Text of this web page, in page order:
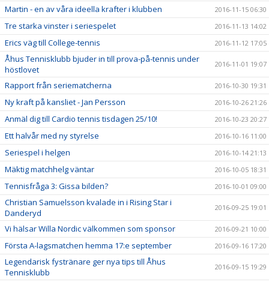
Martin - en av våra ideella krafter i klubben 2016-11-15 06:30
Tre starka vinster i seriespelet 2016-11-13 14:02
Erics väg till College-tennis 2016-11-12 17:05
Åhus Tennisklubb bjuder in till prova-på-tennis under
höstlovet
2016-11-01 19:07
Rapport från seriematcherna 2016-10-30 19:31
Ny kraft på kansliet - Jan Persson 2016-10-26 21:26
Anmäl dig till Cardio tennis tisdagen 25/10! 2016-10-23 20:27
Ett halvår med ny styrelse 2016-10-16 11:00
Seriespel i helgen 2016-10-14 21:13
Mäktig matchhelg väntar 2016-10-05 18:31
Tennisfråga 3: Gissa bilden? 2016-10-01 09:00
Christian Samuelsson kvalade in i Rising Star i
Danderyd
2016-09-25 19:01
Vi hälsar Willa Nordic välkommen som sponsor 2016-09-21 10:00
Första A-lagsmatchen hemma 17:e september 2016-09-16 17:20
Legendarisk fystränare ger nya tips till Åhus
Tennisklubb
2016-09-15 19:29